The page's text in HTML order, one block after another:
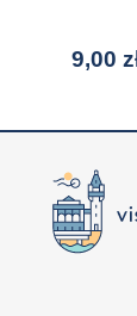
9,00